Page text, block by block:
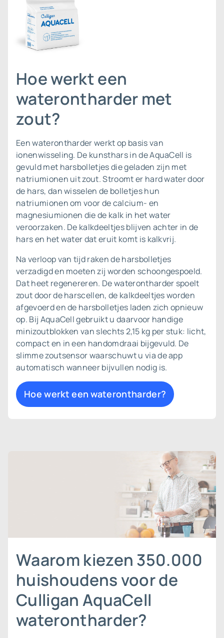
Hoe werkt een
waterontharder met
zout?
Een waterontharder werkt op basis van
ionenwisseling. De kunsthars in de AquaCell is
gevuld met harsbolletjes die geladen zijn met
natriumionen uit zout. Stroomt er hard water door
de hars, dan wisselen de bolletjes hun
natriumionen om voor de calcium- en
magnesiumionen die de kalk in het water
veroorzaken. De kalkdeeltjes blijven achter in de
hars en het water dat eruit komt is kalkvrij.
Na verloop van tijd raken de harsbolletjes
verzadigd en moeten zij worden schoongespoeld.
Dat heet regenereren. De waterontharder spoelt
zout door de harscellen, de kalkdeeltjes worden
afgevoerd en de harsbolletjes laden zich opnieuw
op. Bij AquaCell gebruikt u daarvoor handige
minizoutblokken van slechts 2,15 kg per stuk: licht,
compact en in een handomdraai bijgevuld. De
slimme zoutsensor waarschuwt u via de app
automatisch wanneer bijvullen nodig is.
Hoe werkt een waterontharder?
Waarom kiezen 350.000
huishoudens voor de
Culligan AquaCell
waterontharder?